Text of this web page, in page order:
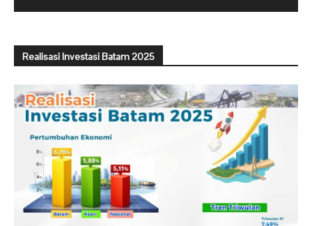
Realisasi Investasi Batam 2025